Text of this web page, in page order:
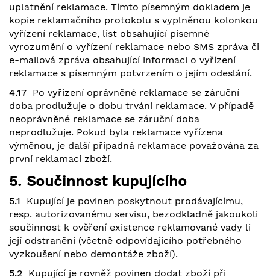
uplatnění reklamace. Tímto písemným dokladem je
kopie reklamačního protokolu s vyplněnou kolonkou
vyřízení reklamace, list obsahující písemné
vyrozumění o vyřízení reklamace nebo SMS zpráva či
e-mailová zpráva obsahující informaci o vyřízení
reklamace s písemným potvrzením o jejím odeslání.
4.17 Po vyřízení oprávněné reklamace se záruční
doba prodlužuje o dobu trvání reklamace. V případě
neoprávněné reklamace se záruční doba
neprodlužuje. Pokud byla reklamace vyřízena
výměnou, je další případná reklamace považována za
první reklamaci zboží.
5. Součinnost kupujícího
5.1 Kupující je povinen poskytnout prodávajícímu,
resp. autorizovanému servisu, bezodkladně jakoukoli
součinnost k ověření existence reklamované vady li
její odstranění (včetně odpovídajícího potřebného
vyzkoušení nebo demontáže zboží).
5.2 Kupující je rovněž povinen dodat zboží při